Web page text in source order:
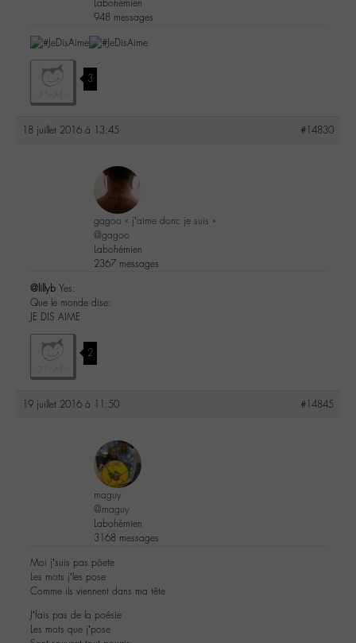
Labohémien
948 messages
3
18 juillet 2016 à 13:45 #14830
gagoo « j’aime donc je suis »
@gagoo
Labohémien
2367 messages
@lillyb Yes:
Que le monde dise:
JE DIS AIME
2
19 juillet 2016 à 11:50 #14845
maguy
@maguy
Labohémien
3168 messages
Moi j’suis pas pôete
Les mots j’les pose
Comme ils viennent dans ma tête
J’fais pas de la poésie
Les mots que j’pose